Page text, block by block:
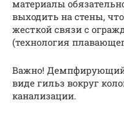
материалы
выходить на стены,
жесткой связи с
(технология
Важно! Демпфирующий
виде гильз вокруг
канализации.